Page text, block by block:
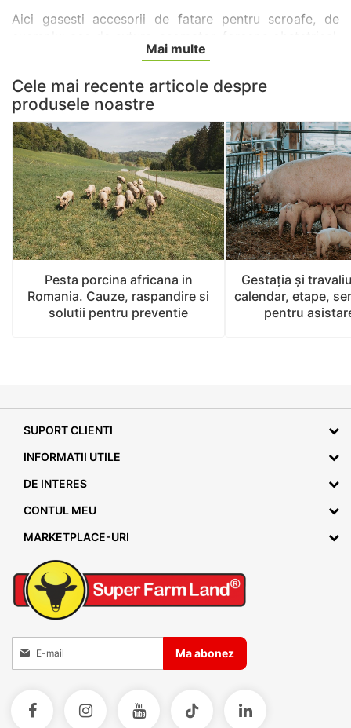
Aici gasesti accesorii de fatare pentru scroafe, de
forceps 58 cm, forceps tip carlig, gel pentru
digital.
Fatarea la scroafe se produce in locuri special
amenajate, curatate si dezinfectate, pus asternut de
paie curate si uscate, sau rumegus d lemn. Noi
recomandam covorase de cauciuc pentru o igiena
maxima si confort optim.
Mai multe
Cele mai recente articole despre
produsele noastre
Pesta porcina africana in
Romania. Cauze, raspandire si
solutii pentru preventie
Gestaţia și
calendar, etape,
pentru
SUPORT CLIENTI
INFORMATII UTILE
DE INTERES
CONTUL MEU
MARKETPLACE-URI
Inscrieti-va la Buletinele noastre informative
Ma abonez